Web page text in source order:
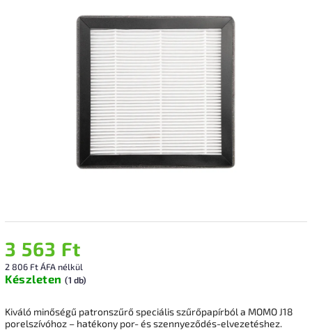
3 563 Ft
2 806 Ft ÁFA nélkül
Készleten (1 db)
Kiváló minőségű patronszűrő speciális szűrőpapírból a MOMO J18
porelszívóhoz – hatékony por- és szennyeződés-elvezetéshez.